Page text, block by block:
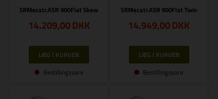
SRMecatr.ASR 900Flat Skew
14.209,00DKK
Bestillingsvare
SRMecatr.ASR 900Flat Twin
14.949,00DKK
Bestillingsvare